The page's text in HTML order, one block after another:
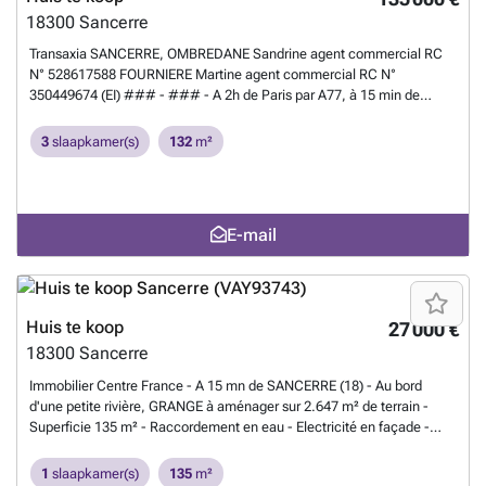
18300 Sancerre
Transaxia SANCERRE, OMBREDANE Sandrine agent commercial RC
N° 528617588 FOURNIERE Martine agent commercial RC N°
350449674 (EI) ### - ### - A 2h de Paris par A77, à 15 min de
supérette, pharmacie, cabinet médical, garage et station service),
l'agence vous propose un pavillon tout confort de 132 m²élevé sur
pour 2 voitures, chaufferie, bureau et cuisine d'été aménagée avec
accès sur terrasse. Egalement grenier aménageable. Beau jardin
autour clos et arboré de 1 500 m², portail automatique. Très bon état
général avec des pièces vastes et lumineuses. A visiter rapidement
3 slaapkamer(s) 132 m²
E-mail
27 000 €
Huis te koop
18300 Sancerre
Immobilier Centre France - A 15 mn de SANCERRE (18) - Au bord
d'une petite rivière, GRANGE à aménager sur 2.647 m² de terrain -
Superficie 135 m² - Raccordement en eau - Electricité en façade -
1 slaapkamer(s) 135 m²